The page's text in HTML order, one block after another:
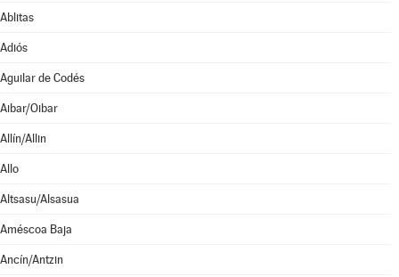
Ablitas
Adiós
Aguilar de Codés
Aibar/Oibar
Allín/Allin
Allo
Altsasu/Alsasua
Améscoa Baja
Ancín/Antzin